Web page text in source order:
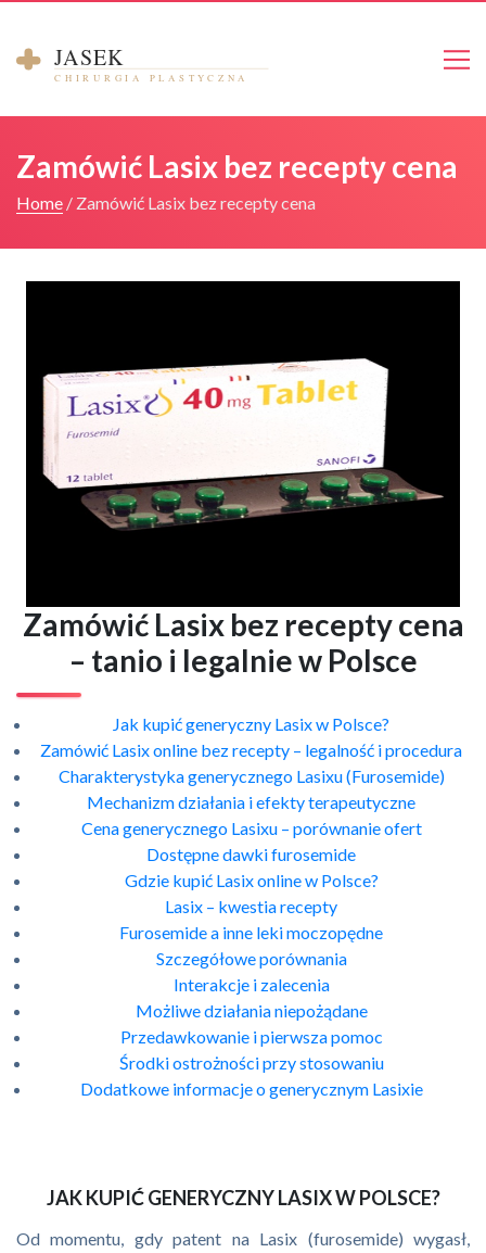
Cennik
Umów się na konsultacje
Zamówić Lasix bez recepty cena
Home / Zamówić Lasix bez recepty cena
Zamówić Lasix bez recepty cena
– tanio i legalnie w Polsce
Jak kupić generyczny Lasix w Polsce?
Zamówić Lasix online bez recepty – legalność i procedura
Charakterystyka generycznego Lasixu (Furosemide)
Mechanizm działania i efekty terapeutyczne
Cena generycznego Lasixu – porównanie ofert
Dostępne dawki furosemide
Gdzie kupić Lasix online w Polsce?
Lasix – kwestia recepty
Furosemide a inne leki moczopędne
Szczegółowe porównania
Interakcje i zalecenia
Możliwe działania niepożądane
Przedawkowanie i pierwsza pomoc
Środki ostrożności przy stosowaniu
Dodatkowe informacje o generycznym Lasixie
JAK KUPIĆ GENERYCZNY LASIX W POLSCE?
Od momentu, gdy patent na Lasix (furosemide) wygasł,